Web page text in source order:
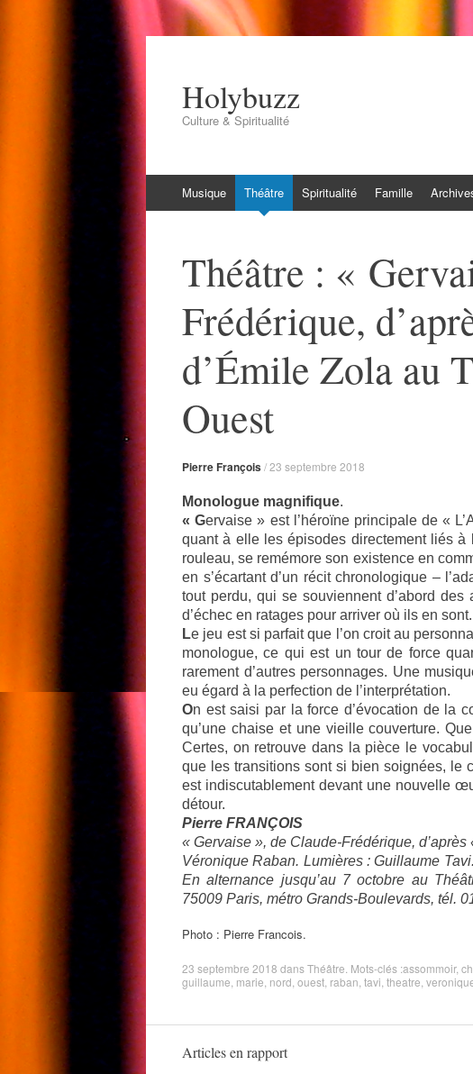
Holybuzz
Culture & Spiritualité
au
Musique Théâtre Spiritualité Famille
Théâtre : «
Frédérique,
d’Émile Zola au
Ouest
Pierre François/23 septembre 2018
Monologue magnifique.
« Gervaise » est l’héroïne principale de «
quant à elle les épisodes directement liés
rouleau, se remémore son existence en
en s’écartant d’un récit chronologique –
tout perdu, qui se souviennent d’abord
d’échec en ratages pour arriver où ils en sont.
Le jeu est si parfait que l’on croit au
monologue, ce qui est un tour de force
rarement d’autres personnages. Une
eu égard à la perfection de l’interprétation.
On est saisi par la force d’évocation de la
qu’une chaise et une vieille couverture.
Certes, on retrouve dans la pièce le
que les transitions sont si bien soignées, le
est indiscutablement devant une nouvelle
détour.
Pierre FRANÇOIS
« Gervaise », de Claude-Frédérique,
Véronique Raban. Lumières : Guillaume
En alternance jusqu’au 7 octobre au
75009 Paris, métro Grands-Boulevards, tél.
Photo : Pierre Francois.
23 septembre 2018 dansThéâtre . Mots-clés :assommoir,
guillaume marie nord ouest raban tavi theatre
Articles en rapport